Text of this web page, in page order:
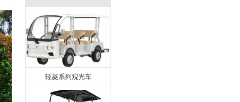
轻菱系列观光车